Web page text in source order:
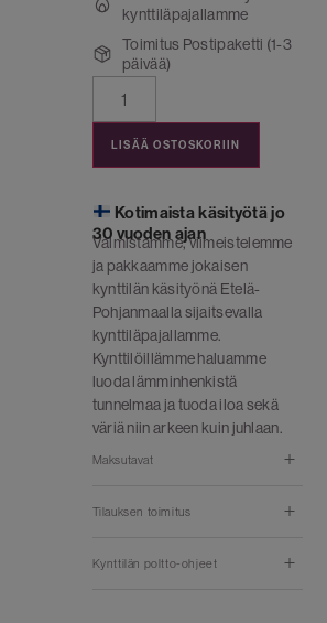
kynttiläpajallamme
Toimitus Postipaketti (1-3
päivää)
LISÄÄ OSTOSKORIIN
Kotimaista käsityötä jo
30 vuoden ajan
Valmistamme, viimeistelemme
ja pakkaamme jokaisen
kynttilän käsityönä Etelä-
Pohjanmaalla sijaitsevalla
kynttiläpajallamme.
Kynttilöillämme haluamme
luoda lämminhenkistä
tunnelmaa ja tuoda iloa sekä
väriä niin arkeen kuin juhlaan.
Maksutavat
Tilauksen toimitus
Kynttilän poltto-ohjeet